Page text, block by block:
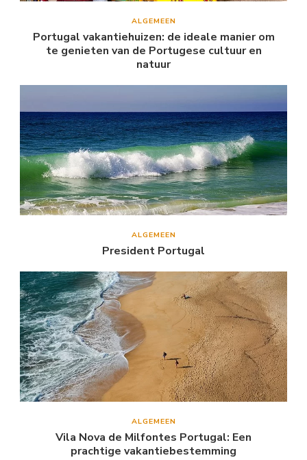
ALGEMEEN
Portugal vakantiehuizen: de ideale manier om
te genieten van de Portugese cultuur en
natuur
ALGEMEEN
President Portugal
ALGEMEEN
Vila Nova de Milfontes Portugal: Een
prachtige vakantiebestemming